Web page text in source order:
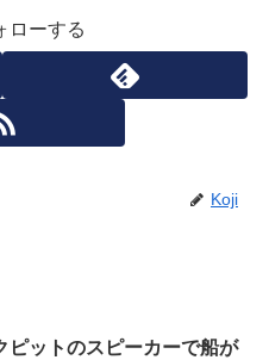
ローする
Koji
ピットのスピーカーで船が